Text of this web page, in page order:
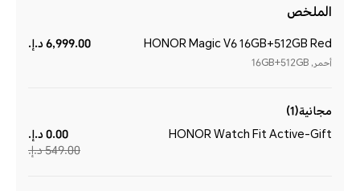
الملخص
HONOR Magic V6 16GB+512GB Red
أحمر, 16GB+512GB
6,999.00 د.إ.‏‏
مجانية(1)
HONOR Watch Fit Active-Gift
0.00 د.إ.‏‏
549.00 د.إ.‏‏